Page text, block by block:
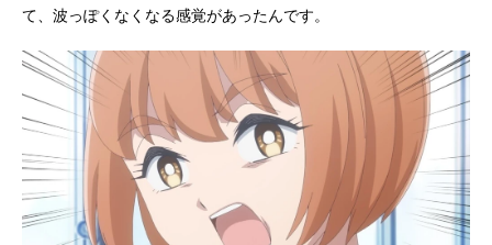
て、波っぽくなくなる感覚があったんです。